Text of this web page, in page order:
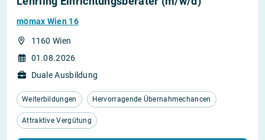
mömax Wien 16
1160 Wien
01.08.2026
Duale Ausbildung
Weiterbildungen Hervorragende Übernahmechancen
Attraktive Vergütung